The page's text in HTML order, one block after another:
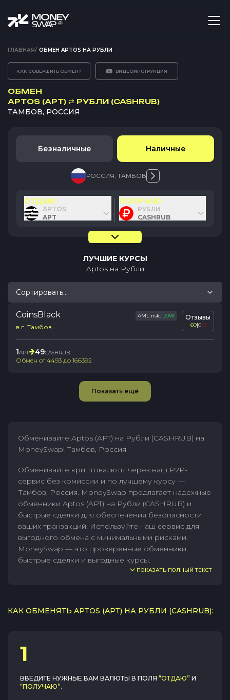
ГЛАВНАЯ/ ОБМЕН APTOS НА РУБЛИ
КАК СОВЕРШИТЬ ОБМЕН? ВИДЕОИНСТРУКЦИЯ
ОБМЕН
APTOS (APT) ⇄ РУБЛИ (CASHRUB)
ТАМБОВ, РОССИЯ
Безналичные Наличные
РОССИЯ, ТАМБОВ
ОТДАЮ
APTOS
APT
ПОЛУЧАЮ
РУБЛИ
CASHRUB
ЛУЧШИЕ КУРСЫ
Aptosна Рубли
Сортировать...
CoinsBlack AML risk: LOW
в г. Тамбов
Отзывы
60|0|0
1APT 49CASHRUB
Обмен от4493 до 166392
Показать ещё
Обменивайте Aptos (APT) на Рубли (CASHRUB) на
MoneySwap! Тамбов, Россия
Обменивайте криптовалюты через наш P2P-
сервис без комиссии и по лучшему курсу —
Тамбов, Россия. MoneySwap предлагает надежные
обменники Aptos (APT) на Рубли (CASHRUB) и
быстрые сделки для обеспечения безопасности
ваших транзакций. Используйте наш сервис для
выгодного обмена с минимальными рисками.
MoneySwap — это проверенные обменники,
быстрые сделки и выгодные курсы.
ПОКАЗАТЬ ПОЛНЫЙ ТЕКСТ
КАК ОБМЕНЯТЬ APTOS (APT) НА РУБЛИ (CASHRUB):
1
ВВЕДИТЕ НУЖНЫЕ ВАМ ВАЛЮТЫ В ПОЛЯ “ОТДАЮ” И
“ПОЛУЧАЮ”.